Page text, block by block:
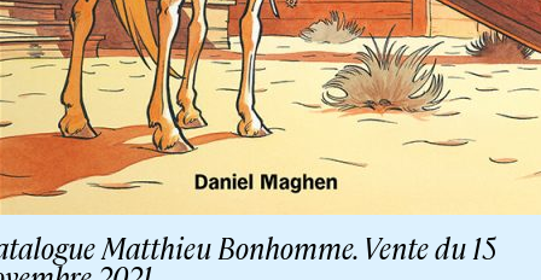
Matthieu Bonhomme. Vente du 15